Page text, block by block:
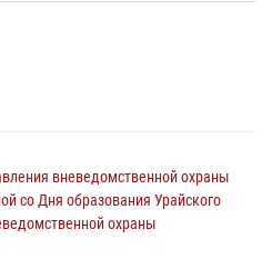
вневедомственной охраны
со Дня образования Урайского
охраны